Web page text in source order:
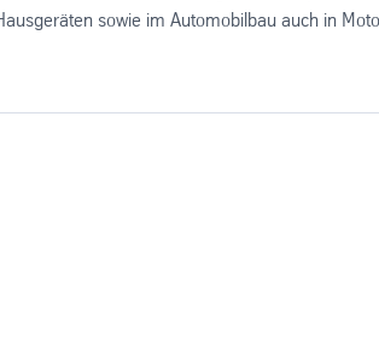
sowie im Automobilbau auch in